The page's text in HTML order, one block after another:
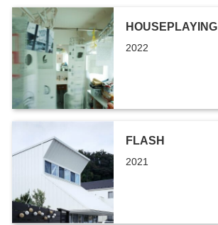
HOUSEPLAYING
2022
FLASH
2021